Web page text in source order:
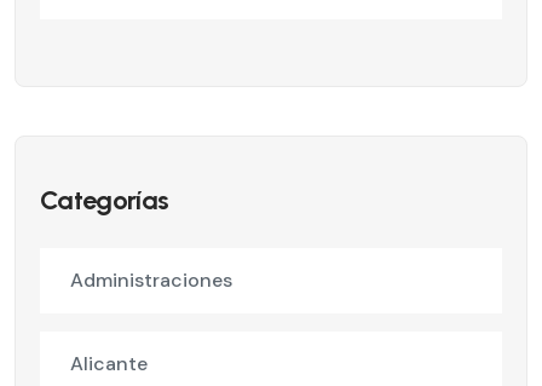
Categorías
Administraciones
Alicante